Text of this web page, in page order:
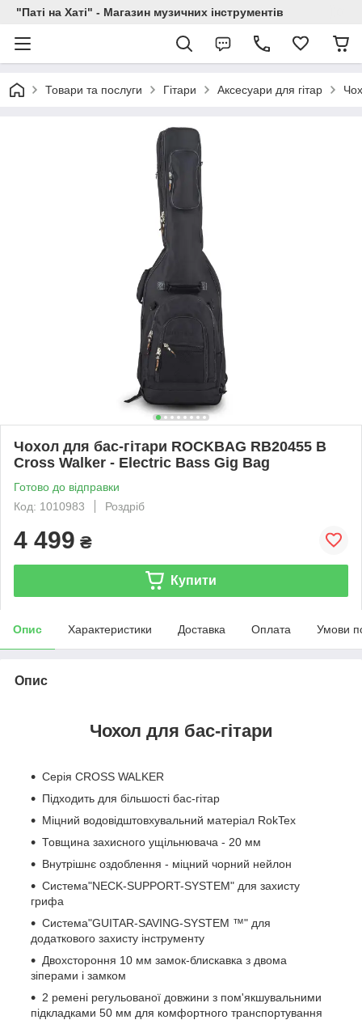
"Паті на Хаті" - Магазин музичних інструментів
Товари та послуги Гітари Аксесуари для гітар
Чохол для бас-гітари ROCKBAG RB20455 B
Cross Walker - Electric Bass Gig Bag
Готово до відправки
Код: 1010983
Роздріб
4 499 ₴
Купити
Опис Характеристики Доставка Оплата Умови
Опис
Чохол для бас-гітари
Серія CROSS WALKER
Підходить для більшості бас-гітар
Міцний водовідштовхувальний матеріал RokTex
Товщина захисного ущільнювача - 20 мм
Внутрішнє оздоблення - міцний чорний нейлон
Система"NECK-SUPPORT-SYSTEM" для захисту
грифа
Система"GUITAR-SAVING-SYSTEM ™" для
додаткового захисту інструменту
Двохстороння 10 мм замок-блискавка з двома
зіперами і замком
2 ремені регульованої довжини з пом'якшувальними
підкладками 50 мм для комфортного транспортування